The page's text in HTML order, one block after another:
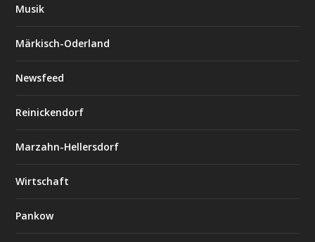
Musik
Märkisch-Oderland
Newsfeed
Reinickendorf
Marzahn-Hellersdorf
Wirtschaft
Pankow